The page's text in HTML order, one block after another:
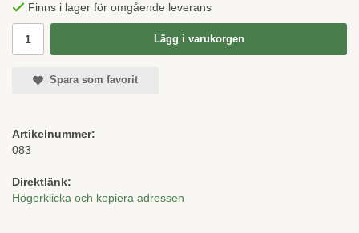
Finns i lager för omgående leverans
Lägg i varukorgen
Spara som favorit
Artikelnummer:
083
Direktlänk:
Högerklicka och kopiera adressen